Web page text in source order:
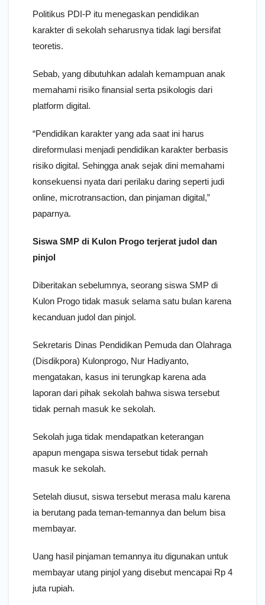
Politikus PDI-P itu menegaskan pendidikan
karakter di sekolah seharusnya tidak lagi bersifat
teoretis.
Sebab, yang dibutuhkan adalah kemampuan anak
memahami risiko finansial serta psikologis dari
platform digital.
“Pendidikan karakter yang ada saat ini harus
direformulasi menjadi pendidikan karakter berbasis
risiko digital. Sehingga anak sejak dini memahami
konsekuensi nyata dari perilaku daring seperti judi
online, microtransaction, dan pinjaman digital,”
paparnya.
Siswa SMP di Kulon Progo terjerat judol dan
pinjol
Diberitakan sebelumnya, seorang siswa SMP di
Kulon Progo tidak masuk selama satu bulan karena
kecanduan judol dan pinjol.
Sekretaris Dinas Pendidikan Pemuda dan Olahraga
(Disdikpora) Kulonprogo, Nur Hadiyanto,
mengatakan, kasus ini terungkap karena ada
laporan dari pihak sekolah bahwa siswa tersebut
tidak pernah masuk ke sekolah.
Sekolah juga tidak mendapatkan keterangan
apapun mengapa siswa tersebut tidak pernah
masuk ke sekolah.
Setelah diusut, siswa tersebut merasa malu karena
ia berutang pada teman-temannya dan belum bisa
membayar.
Uang hasil pinjaman temannya itu digunakan untuk
membayar utang pinjol yang disebut mencapai Rp 4
juta rupiah.